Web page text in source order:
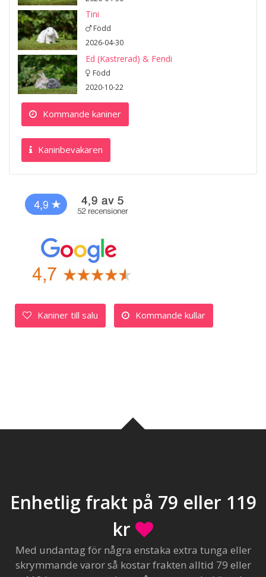
Tini
Född
2026-04-30
Ed (Kastrerad) & Fendi
Född
2020-10-22
Kommande kaniner
Kaninbevakaren
Kaniner till salu Kommande kullar
Enhetlig frakt på 79 eller 119
kr
Med undantag för några enstaka extra tunga eller
skrymmande varor så kostar frakten alltid 79 eller